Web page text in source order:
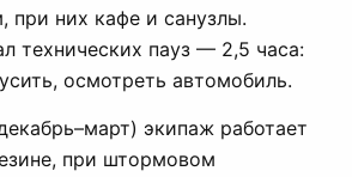
при них кафе и санузлы.
технических пауз — 2,5 часа:
осмотреть автомобиль.
экипаж работает
при штормовом